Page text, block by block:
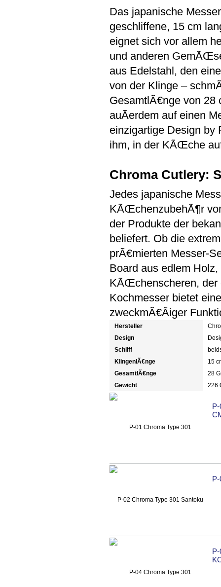
Das japanische
geschliffene, 15 cm
eignet sich vor allem
und anderen
aus Edelstahl, den
von der Klinge –
GesamtlÃ€nge von
auÃerdem auf einen
einzigartige Design
ihm, in der KÃŒche
Chroma Cutlery:
Jedes japanische
KÃŒchenzubehÃ¶r
der Produkte der
beliefert. Ob die
prÃ€mierten Messer-
Board aus edlem
KÃŒchenscheren, der
Kochmesser bietet
zweckmÃ€Ãiger
Hersteller
Design
Schliff
KlingenlÃ€nge
15
GesamtlÃ€nge
28
Gewicht
226